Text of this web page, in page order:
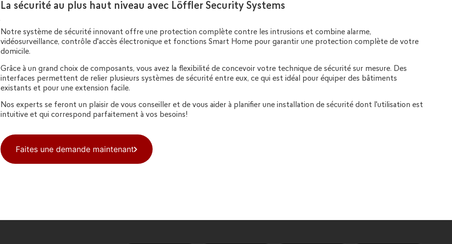
La sécurité au plus haut niveau avec Löffler Security Systems
Notre système de sécurité innovant offre une protection complète contre les intrusions et combine alarme,
vidéosurveillance, contrôle d'accès électronique et fonctions Smart Home pour garantir une protection complète de votre
domicile.
Grâce à un grand choix de composants, vous avez la flexibilité de concevoir votre technique de sécurité sur mesure. Des
interfaces permettent de relier plusieurs systèmes de sécurité entre eux, ce qui est idéal pour équiper des bâtiments
existants et pour une extension facile.
Nos experts se feront un plaisir de vous conseiller et de vous aider à planifier une installation de sécurité dont l'utilisation est
intuitive et qui correspond parfaitement à vos besoins!
Faites une demande maintenant